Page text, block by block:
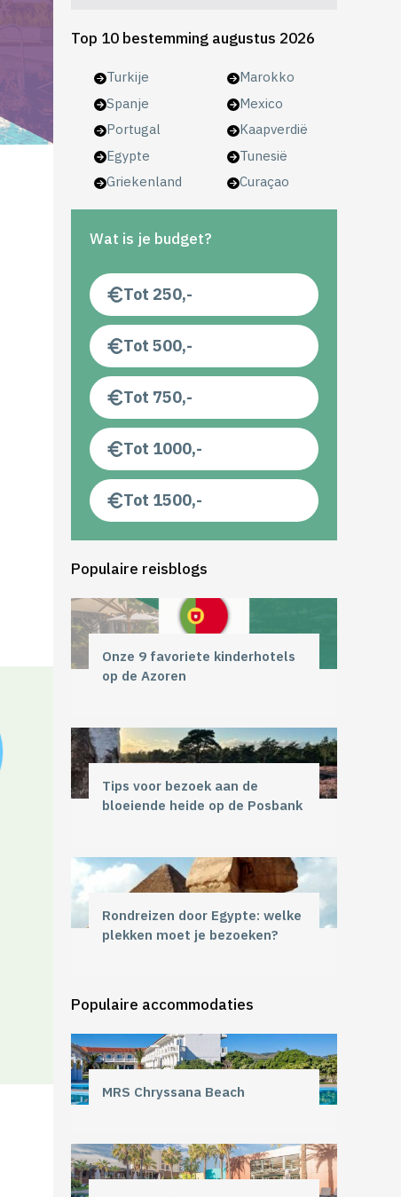
Top 10 bestemming augustus 2026
Turkije
Spanje
Portugal
Egypte
Griekenland
Marokko
Mexico
Kaapverdië
Tunesië
Curaçao
Wat is je budget?
Tot 250,-
Tot 500,-
Tot 750,-
Tot 1000,-
Tot 1500,-
Populaire reisblogs
Onze 9 favoriete kinderhotels
op de Azoren
Tips voor bezoek aan de
bloeiende heide op de Posbank
Rondreizen door Egypte: welke
plekken moet je bezoeken?
Populaire accommodaties
MRS Chryssana Beach